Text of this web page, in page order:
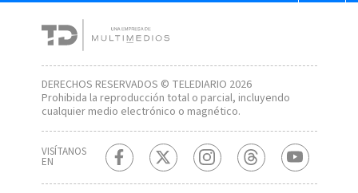
DERECHOS RESERVADOS © TELEDIARIO 2026
Prohibida la reproducción total o parcial, incluyendo
cualquier medio electrónico o magnético.
VISÍTANOS
EN